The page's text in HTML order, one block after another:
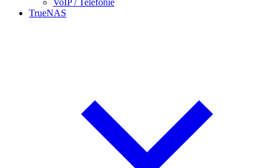
TrueNAS